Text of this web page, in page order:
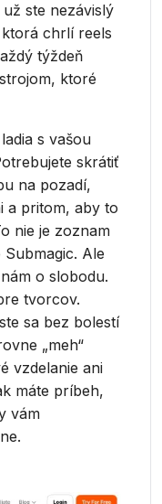
ste nezávislý
chrlí reels
týždeň
ktoré
s vašou
skrátiť
na pozadí,
a pritom, aby to
nie je zoznam
Ale
o slobodu.
tvorcov.
sa bez bolestí
„meh“
vzdelanie ani
máte príbeh,
vám